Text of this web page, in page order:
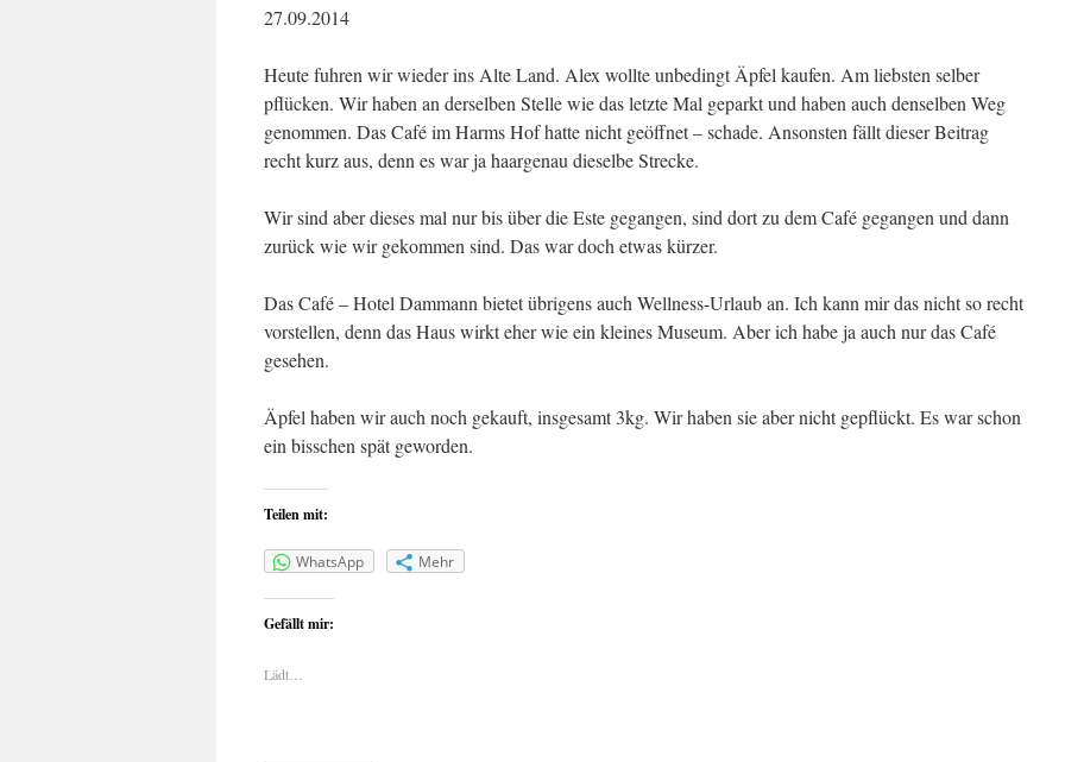
27.09.2014
Heute fuhren wir wieder ins Alte Land. Alex wollte unbedingt Äpfel kaufen. Am liebsten selber
pflücken. Wir haben an derselben Stelle wie das letzte Mal geparkt und haben auch denselben Weg
genommen. Das Café im Harms Hof hatte nicht geöffnet – schade. Ansonsten fällt dieser Beitrag
recht kurz aus, denn es war ja haargenau dieselbe Strecke.
Wir sind aber dieses mal nur bis über die Este gegangen, sind dort zu dem Café gegangen und dann
zurück wie wir gekommen sind. Das war doch etwas kürzer.
Das Café – Hotel Dammann bietet übrigens auch Wellness-Urlaub an. Ich kann mir das nicht so recht
vorstellen, denn das Haus wirkt eher wie ein kleines Museum. Aber ich habe ja auch nur das Café
gesehen.
Äpfel haben wir auch noch gekauft, insgesamt 3kg. Wir haben sie aber nicht gepflückt. Es war schon
ein bisschen spät geworden.
Teilen mit:
WhatsApp Mehr
Gefällt mir:
Lädt…